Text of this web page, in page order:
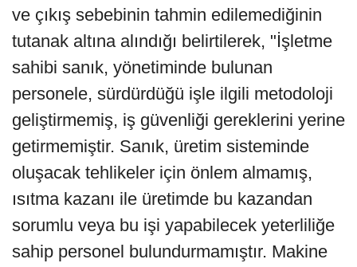
ve çıkış sebebinin tahmin edilemediğinin
tutanak altına alındığı belirtilerek, "İşletme
sahibi sanık, yönetiminde bulunan
personele, sürdürdüğü işle ilgili metodoloji
geliştirmemiş, iş güvenliği gereklerini yerine
getirmemiştir. Sanık, üretim sisteminde
oluşacak tehlikeler için önlem almamış,
ısıtma kazanı ile üretimde bu kazandan
sorumlu veya bu işi yapabilecek yeterliliğe
sahip personel bulundurmamıştır. Makine